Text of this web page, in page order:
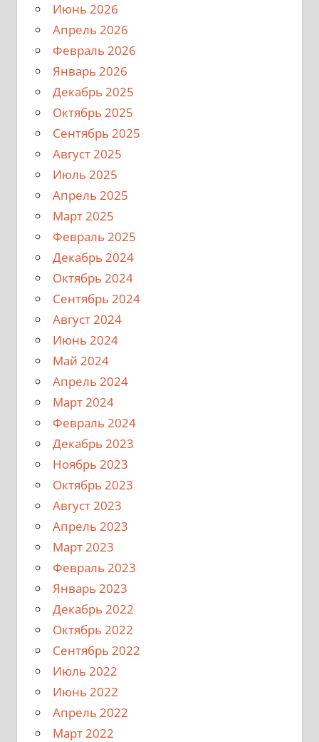
Июнь 2026
Апрель 2026
Февраль 2026
Январь 2026
Декабрь 2025
Октябрь 2025
Сентябрь 2025
Август 2025
Июль 2025
Апрель 2025
Март 2025
Февраль 2025
Декабрь 2024
Октябрь 2024
Сентябрь 2024
Август 2024
Июнь 2024
Май 2024
Апрель 2024
Март 2024
Февраль 2024
Декабрь 2023
Ноябрь 2023
Октябрь 2023
Август 2023
Апрель 2023
Март 2023
Февраль 2023
Январь 2023
Декабрь 2022
Октябрь 2022
Сентябрь 2022
Июль 2022
Июнь 2022
Апрель 2022
Март 2022